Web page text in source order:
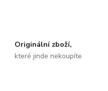
Originální zboží,
které jinde nekoupíte